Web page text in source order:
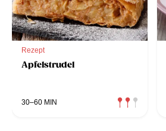
Rezept
Apfelstrudel
30–60 MIN